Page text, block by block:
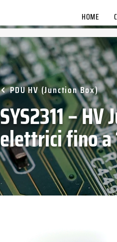
HOME
PDU HV (Junction Box)
SYS2311 –
elettrici fino a